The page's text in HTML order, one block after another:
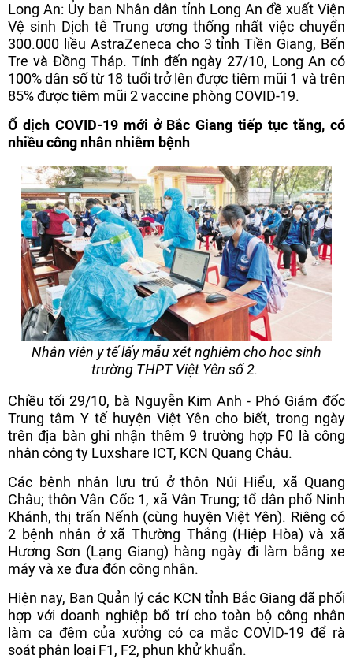
Long An: Ủy ban Nhân dân tỉnh Long An đề xuất Viện
Vệ sinh Dịch tễ Trung ương thống nhất việc chuyển
300.000 liều AstraZeneca cho 3 tỉnh Tiền Giang, Bến
Tre và Đồng Tháp. Tính đến ngày 27/10, Long An có
100% dân số từ 18 tuổi trở lên được tiêm mũi 1 và trên
85% được tiêm mũi 2 vaccine phòng COVID-19.
Ổ dịch COVID-19 mới ở Bắc Giang tiếp tục tăng, có
nhiều công nhân nhiễm bệnh
Nhân viên y tế lấy mẫu xét nghiệm cho học sinh
trường THPT Việt Yên số 2.
Chiều tối 29/10, bà Nguyễn Kim Anh - Phó Giám đốc
Trung tâm Y tế huyện Việt Yên cho biết, trong ngày
trên địa bàn ghi nhận thêm 9 trường hợp F0 là công
nhân công ty Luxshare ICT, KCN Quang Châu.
Các bệnh nhân lưu trú ở thôn Núi Hiểu, xã Quang
Châu; thôn Vân Cốc 1, xã Vân Trung; tổ dân phố Ninh
Khánh, thị trấn Nếnh (cùng huyện Việt Yên). Riêng có
2 bệnh nhân ở xã Thường Thắng (Hiệp Hòa) và xã
Hương Sơn (Lạng Giang) hàng ngày đi làm bằng xe
máy và xe đưa đón công nhân.
Hiện nay, Ban Quản lý các KCN tỉnh Bắc Giang đã phối
hợp với doanh nghiệp bố trí cho toàn bộ công nhân
làm ca đêm của xưởng có ca mắc COVID-19 để rà
soát phân loại F1, F2, phun khử khuẩn.